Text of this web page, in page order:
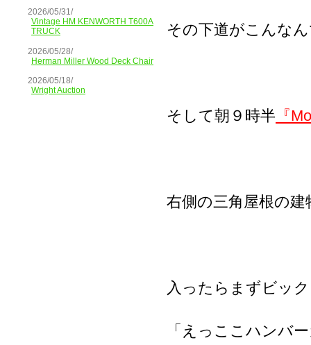
2026/05/31/
Vintage HM KENWORTH T600A
TRUCK
2026/05/28/
Herman Miller Wood Deck Chair
2026/05/18/
Wright Auction
その下道がこんな
そして朝９時半 『
右側の三角屋根の建
入ったらまずビッ
「えっここハンバ